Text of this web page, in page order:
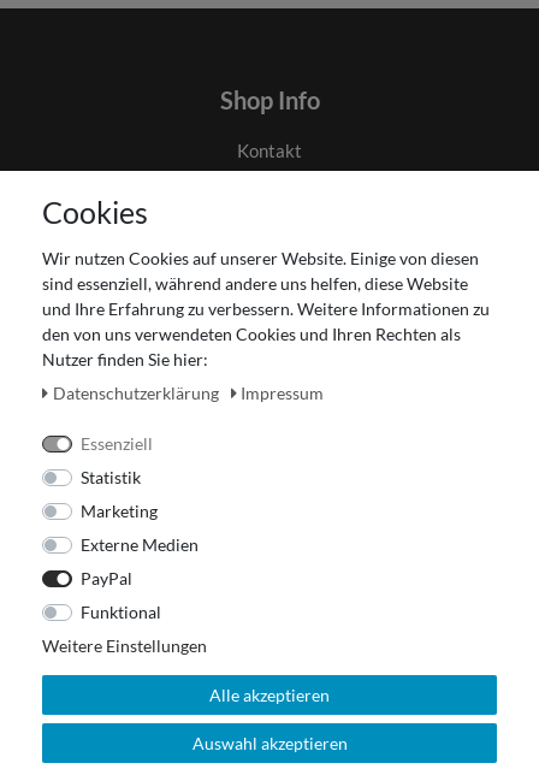
Shop Info
Kontakt
Impressum
Widerrufsrecht
Zahlung und Versand
Unser Ladengeschäft
Cookies
Wir nutzen Cookies auf unserer Website. Einige von diesen
sind essenziell, während andere uns helfen, diese Website
und Ihre Erfahrung zu verbessern. Weitere Informationen zu
den von uns verwendeten Cookies und Ihren Rechten als
Nutzer finden Sie hier:
Daten­schutz­erklärung
Impressum
Essenziell
Statistik
Marketing
Externe Medien
PayPal
Funktional
Weitere Einstellungen
Alle akzeptieren
Auswahl akzeptieren